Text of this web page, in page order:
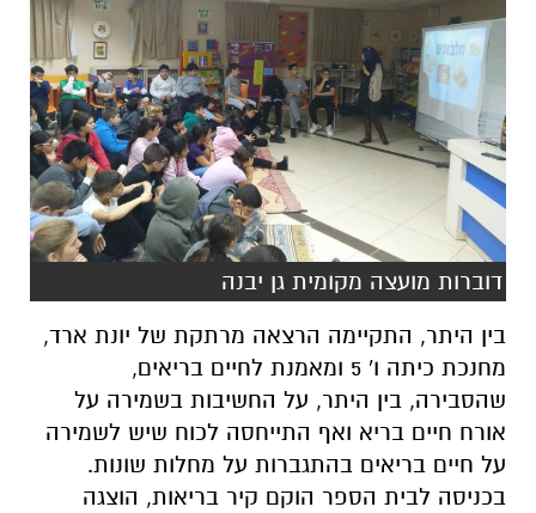
דוברות מועצה מקומית גן יבנה
בין היתר, התקיימה הרצאה מרתקת של יונת ארד,
מחנכת כיתה ו' 5 ומאמנת לחיים בריאים,
שהסבירה, בין היתר, על החשיבות בשמירה על
אורח חיים בריא ואף התייחסה לכוח שיש לשמירה
על חיים בריאים בהתגברות על מחלות שונות.
בכניסה לבית הספר הוקם קיר בריאות, הוצגה